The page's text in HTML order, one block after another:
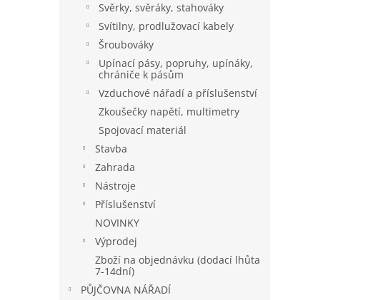
Svěrky, svěráky, stahováky
Svítilny, prodlužovací kabely
Šroubováky
Upínací pásy, popruhy, upínáky,
chrániče k pásům
Vzduchové nářadí a příslušenství
Zkoušečky napětí, multimetry
Spojovací materiál
Stavba
Zahrada
Nástroje
Příslušenství
NOVINKY
Výprodej
Zboží na objednávku (dodací lhůta
7-14dní)
PŮJČOVNA NÁŘADÍ